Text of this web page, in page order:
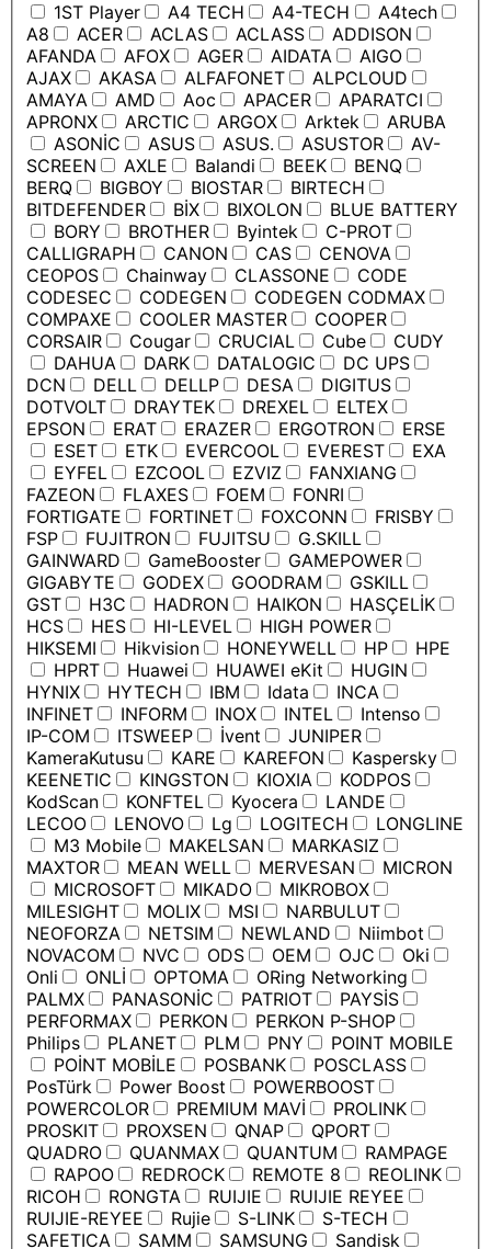
1ST Player
A4 TECH A4-TECH
A4tech
A8
ACER ACLAS ACLASS
ADDISON
AFANDA
AFOX AGER AIDATA
AIGO
AJAX
AKASA ALFAFONET
ALPCLOUD
AMAYA
AMD Aoc APACER
APARATCI
APRONX
ARCTIC ARGOX Arktek
ARUBA
ASONİC
ASUS ASUS. ASUSTOR
AV-
SCREEN
AXLE Balandi BEEK
BENQ
BERQ
BIGBOY BIOSTAR
BIRTECH
BITDEFENDER
BİX BIXOLON
BLUE BATTERY
BORY
BROTHER Byintek
C-PROT
CALLIGRAPH
CANON CAS
CENOVA
CEOPOS
Chainway CLASSONE
CODE
CODESEC
CODEGEN
CODEGEN CODMAX
COMPAXE
COOLER MASTER
COOPER
CORSAIR
Cougar CRUCIAL Cube
CUDY
DAHUA
DARK DATALOGIC
DC UPS
DCN
DELL DELLP DESA
DIGITUS
DOTVOLT
DRAYTEK DREXEL
ELTEX
EPSON
ERAT ERAZER ERGOTRON
ERSE
ESET
ETK EVERCOOL EVEREST
EXA
EYFEL
EZCOOL EZVIZ
FANXIANG
FAZEON
FLAXES FOEM
FONRI
FORTIGATE
FORTINET FOXCONN
FRISBY
FSP
FUJITRON FUJITSU
G.SKILL
GAINWARD
GameBooster
GAMEPOWER
GIGABYTE
GODEX GOODRAM
GSKILL
GST
H3C HADRON HAIKON
HASÇELİK
HCS
HES HI-LEVEL
HIGH POWER
HIKSEMI
Hikvision HONEYWELL HP
HPE
HPRT
Huawei HUAWEI eKit
HUGIN
HYNIX
HYTECH IBM Idata
INCA
INFINET
INFORM INOX INTEL
Intenso
IP-COM
ITSWEEP İvent
JUNIPER
KameraKutusu
KARE KAREFON
Kaspersky
KEENETIC
KINGSTON KIOXIA
KODPOS
KodScan
KONFTEL Kyocera
LANDE
LECOO
LENOVO Lg LOGITECH
LONGLINE
M3 Mobile
MAKELSAN
MARKASIZ
MAXTOR
MEAN WELL MERVESAN
MICRON
MICROSOFT
MIKADO
MIKROBOX
MILESIGHT
MOLIX MSI
NARBULUT
NEOFORZA
NETSIM NEWLAND
Niimbot
NOVACOM
NVC ODS OEM OJC
Oki
Onli
ONLİ OPTOMA
ORing Networking
PALMX
PANASONİC PATRIOT
PAYSİS
PERFORMAX
PERKON
PERKON P-SHOP
Philips
PLANET PLM PNY
POINT MOBILE
POİNT MOBİLE
POSBANK
POSCLASS
PosTürk
Power Boost
POWERBOOST
POWERCOLOR
PREMIUM MAVİ
PROLINK
PROSKIT
PROXSEN QNAP
QPORT
QUADRO
QUANMAX QUANTUM
RAMPAGE
RAPOO
REDROCK REMOTE 8
REOLINK
RICOH
RONGTA RUIJIE
RUIJIE REYEE
RUIJIE-REYEE
Rujie S-LINK
S-TECH
SAFETICA
SAMM SAMSUNG Sandisk